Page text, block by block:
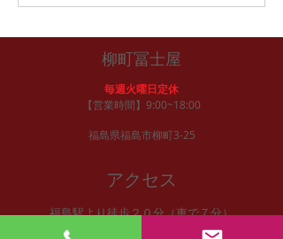
柳町冨士屋
毎週火曜日定休
【営業時間】9:00~18:00
福島県福島市柳町3-25
アクセス
福島駅より徒歩２０分（車で７分）
東北自動車道福島西I.Cより１０分